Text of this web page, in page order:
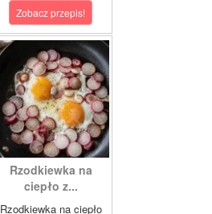
Zobacz przepis!
Rzodkiewka na
ciepło z...
Rzodkiewka na ciepło